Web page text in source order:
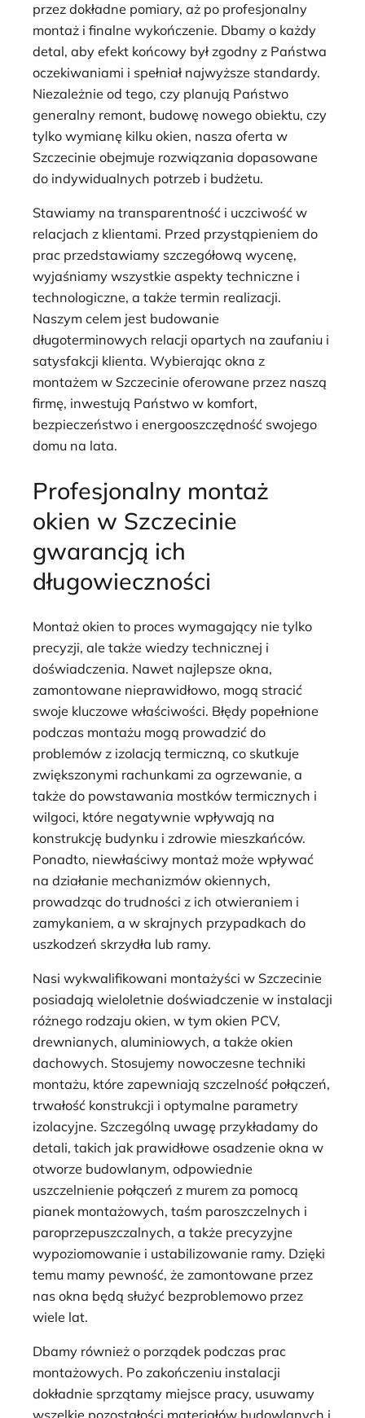
przez dokładne pomiary, aż po profesjonalny
montaż i finalne wykończenie. Dbamy o każdy
detal, aby efekt końcowy był zgodny z Państwa
oczekiwaniami i spełniał najwyższe standardy.
Niezależnie od tego, czy planują Państwo
generalny remont, budowę nowego obiektu, czy
tylko wymianę kilku okien, nasza oferta w
Szczecinie obejmuje rozwiązania dopasowane
do indywidualnych potrzeb i budżetu.
Stawiamy na transparentność i uczciwość w
relacjach z klientami. Przed przystąpieniem do
prac przedstawiamy szczegółową wycenę,
wyjaśniamy wszystkie aspekty techniczne i
technologiczne, a także termin realizacji.
Naszym celem jest budowanie
długoterminowych relacji opartych na zaufaniu i
satysfakcji klienta. Wybierając okna z
montażem w Szczecinie oferowane przez naszą
firmę, inwestują Państwo w komfort,
bezpieczeństwo i energooszczędność swojego
domu na lata.
Profesjonalny montaż
okien w Szczecinie
gwarancją ich
długowieczności
Montaż okien to proces wymagający nie tylko
precyzji, ale także wiedzy technicznej i
doświadczenia. Nawet najlepsze okna,
zamontowane nieprawidłowo, mogą stracić
swoje kluczowe właściwości. Błędy popełnione
podczas montażu mogą prowadzić do
problemów z izolacją termiczną, co skutkuje
zwiększonymi rachunkami za ogrzewanie, a
także do powstawania mostków termicznych i
wilgoci, które negatywnie wpływają na
konstrukcję budynku i zdrowie mieszkańców.
Ponadto, niewłaściwy montaż może wpływać
na działanie mechanizmów okiennych,
prowadząc do trudności z ich otwieraniem i
zamykaniem, a w skrajnych przypadkach do
uszkodzeń skrzydła lub ramy.
Nasi wykwalifikowani montażyści w Szczecinie
posiadają wieloletnie doświadczenie w instalacji
różnego rodzaju okien, w tym okien PCV,
drewnianych, aluminiowych, a także okien
dachowych. Stosujemy nowoczesne techniki
montażu, które zapewniają szczelność połączeń,
trwałość konstrukcji i optymalne parametry
izolacyjne. Szczególną uwagę przykładamy do
detali, takich jak prawidłowe osadzenie okna w
otworze budowlanym, odpowiednie
uszczelnienie połączeń z murem za pomocą
pianek montażowych, taśm paroszczelnych i
paroprzepuszczalnych, a także precyzyjne
wypoziomowanie i ustabilizowanie ramy. Dzięki
temu mamy pewność, że zamontowane przez
nas okna będą służyć bezproblemowo przez
wiele lat.
Dbamy również o porządek podczas prac
montażowych. Po zakończeniu instalacji
dokładnie sprzątamy miejsce pracy, usuwamy